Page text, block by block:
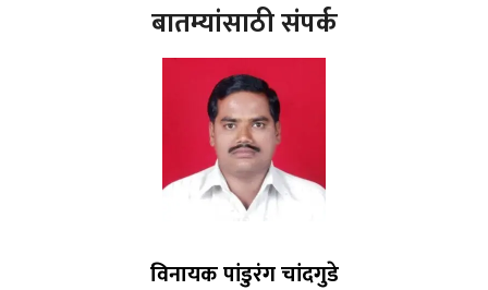
बातम्यांसाठी संपर्क
विनायक पांडुरंग चांदगुडे